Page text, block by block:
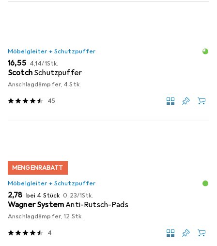
Möbelgleiter + Schutzpuffer
EUR
16,55 EUR
4,14/1Stk.
Scotch Schutzpuffer
Anschlagdämpfer, 4 Stk.
45
MENGENRABATT
Möbelgleiter + Schutzpuffer
EUR
2,78 bei 4 Stück EUR
0,23/1Stk.
Wagner SystemAnti-Rutsch-Pads
Anschlagdämpfer, 12 Stk.
4